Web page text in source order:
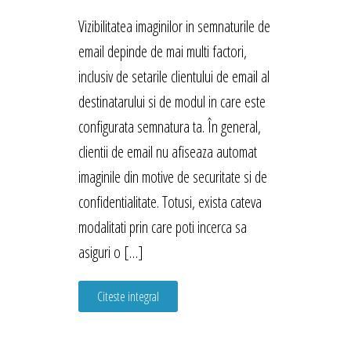
Vizibilitatea imaginilor in semnaturile de
email depinde de mai multi factori,
inclusiv de setarile clientului de email al
destinatarului si de modul in care este
configurata semnatura ta. În general,
clientii de email nu afiseaza automat
imaginile din motive de securitate si de
confidentialitate. Totusi, exista cateva
modalitati prin care poti incerca sa
asiguri o […]
Citeste integral